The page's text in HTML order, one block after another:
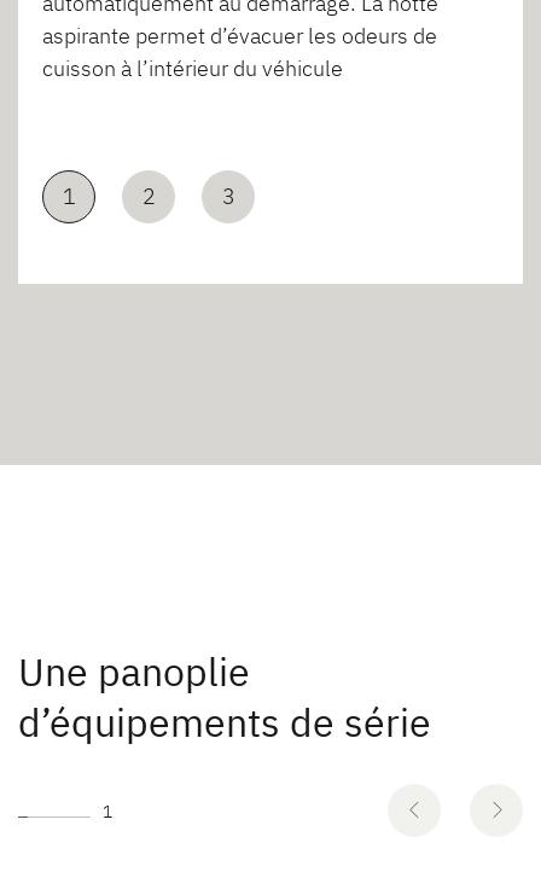
aspirante permet d’évacuer les odeurs de
cuisson à l’intérieur du véhicule
1 2 3
Une panoplie
d’équipements de série
1